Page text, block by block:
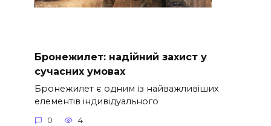
Бронежилет: надійний захист у
сучасних умовах
Бронежилет є одним із найважливіших
елементів індивідуального
0 4